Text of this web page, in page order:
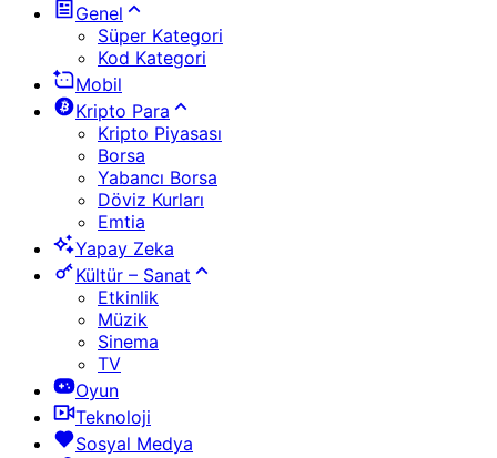
Genel
Süper Kategori
Kod Kategori
Mobil
Kripto Para
Kripto Piyasası
Borsa
Yabancı Borsa
Döviz Kurları
Emtia
Yapay Zeka
Kültür – Sanat
Etkinlik
Müzik
Sinema
TV
Oyun
Teknoloji
Sosyal Medya